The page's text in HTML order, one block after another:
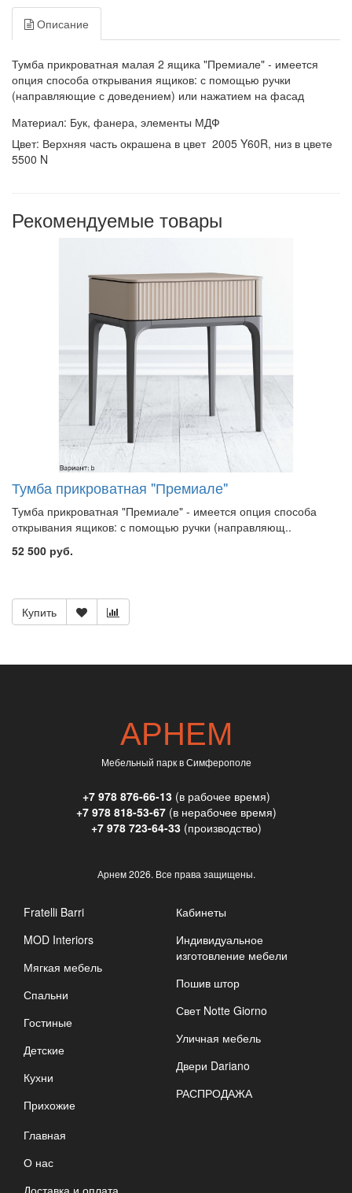
Описание
Тумба прикроватная малая 2 ящика "Премиале" - имеется
опция способа открывания ящиков: с помощью ручки
(направляющие с доведением) или нажатием на фасад
Материал: Бук, фанера, элементы МДФ
Цвет: Верхняя часть окрашена в цвет 2005 Y60R, низ в цвете
5500 N
Рекомендуемые товары
Тумба прикроватная "Премиале"
Тумба прикроватная "Премиале" - имеется опция способа
открывания ящиков: с помощью ручки (направляющ..
52 500 руб.
Купить
АРНЕМ
Мебельный парк в Симферополе
+7 978 876-66-13(в рабочее время)
+7 978 818-53-67(в нерабочее время)
+7 978 723-64-33(производство)
Арнем2026. Все права защищены.
Fratelli Barri
MOD Interiors
Мягкая мебель
Спальни
Гостиные
Детские
Кухни
Прихожие
Кабинеты
Индивидуальное
изготовление мебели
Пошив штор
Свет Notte Giorno
Уличная мебель
Двери Dariano
РАСПРОДАЖА
Главная
О нас
Доставка и оплата